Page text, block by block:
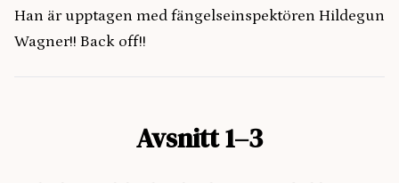
Han är upptagen med fängelseinspektören Hildegun
Wagner!! Back off!!
Avsnitt 1–3